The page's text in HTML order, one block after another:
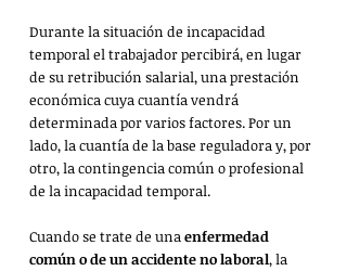
Durante la situación de incapacidad
temporal el trabajador percibirá, en lugar
de su retribución salarial, una prestación
económica cuya cuantía vendrá
determinada por varios factores. Por un
lado, la cuantía de la base reguladora y, por
otro, la contingencia común o profesional
de la incapacidad temporal.
Cuando se trate de una enfermedad
común o de un accidente no laboral, la